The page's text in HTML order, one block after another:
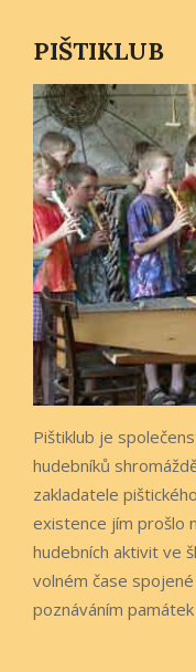
PIŠTIKLUB
Pištiklub je
hudebníků
zakladatele
existence jím prošlo
hudebních aktivit ve
volném čase
poznáváním